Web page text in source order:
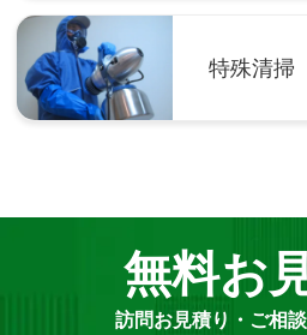
特殊清掃
無料お
訪問お見積り・ご相談